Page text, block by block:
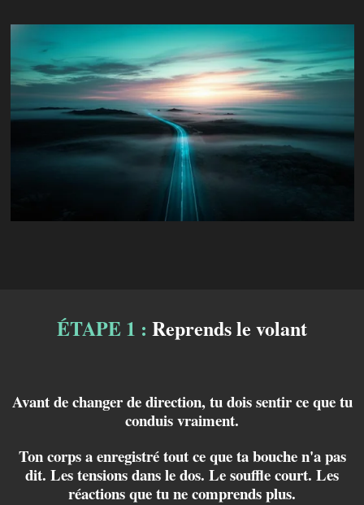
ÉTAPE 1 : Reprends le volant
Avant de changer de direction, tu dois sentir ce que tu
conduis vraiment.
Ton corps a enregistré tout ce que ta bouche n'a pas
dit. Les tensions dans le dos. Le souffle court. Les
réactions que tu ne comprends plus.